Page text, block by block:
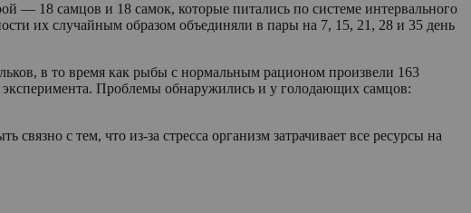
— 18 самцов и 18 самок, которые питались по системе интервального
их случайным образом объединяли в пары на 7, 15, 21, 28 и 35 день
в то время как рыбы с нормальным рационом произвели 163
Проблемы обнаружились и у голодающих самцов:
с тем, что из-за стресса организм затрачивает все ресурсы на